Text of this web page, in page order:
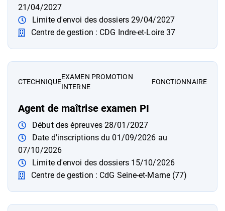
21/04/2027
Limite d'envoi des dossiers 29/04/2027
Centre de gestion : CDG Indre-et-Loire 37
CTECHNIQUE
EXAMEN PROMOTION
INTERNE
FONCTIONNAIRE
Agent de maîtrise examen PI
Début des épreuves 28/01/2027
Date d'inscriptions du 01/09/2026 au
07/10/2026
Limite d'envoi des dossiers 15/10/2026
Centre de gestion : CdG Seine-et-Marne (77)